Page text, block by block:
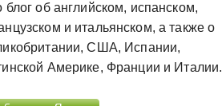
блог об английском, испанском,
и итальянском, а также о
США, Испании,
Америке, Франции и Италии.